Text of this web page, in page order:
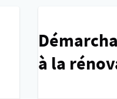
à la